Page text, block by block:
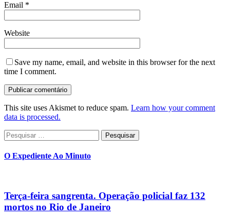
Email *
Website
Save my name, email, and website in this browser for the next
time I comment.
This site uses Akismet to reduce spam. Learn how your comment
data is processed.
Pesquisar
por:
O Expediente Ao Minuto
Terça-feira sangrenta. Operação policial faz 132
mortos no Rio de Janeiro